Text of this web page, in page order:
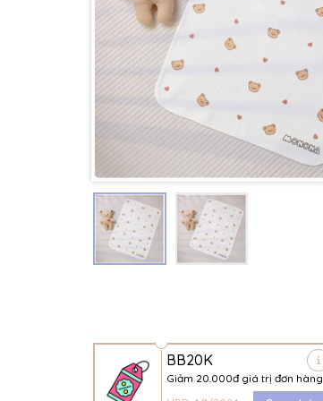
BB20K
Giảm 20.000đ giá trị đơn hàng